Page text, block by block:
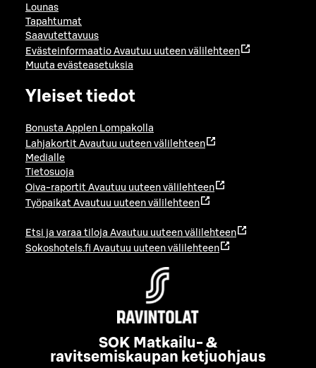
Lounas
Tapahtumat
Saavutettavuus
Evästeinformaatio Avautuu uuteen välilehteen
Muuta evästeasetuksia
Yleiset tiedot
Bonusta Applen Lompakolla
Lahjakortit Avautuu uuteen välilehteen
Medialle
Tietosuoja
Oiva-raportit Avautuu uuteen välilehteen
Työpaikat Avautuu uuteen välilehteen
Etsi ja varaa tiloja Avautuu uuteen välilehteen
Sokoshotels.fi Avautuu uuteen välilehteen
SOK Matkailu- &
ravitsemiskaupan ketjuohjaus